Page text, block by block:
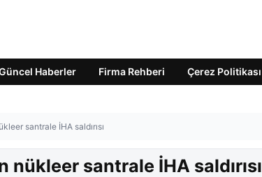
Haberler Firma Rehberi Çerez Politikası
santrale İHA saldırısı
nükleer santrale İHA saldırısı